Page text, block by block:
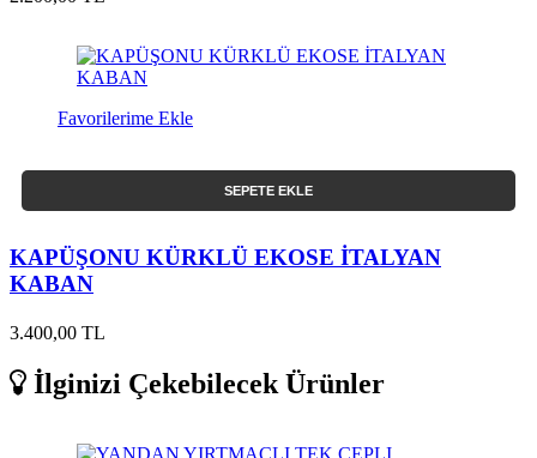
Favorilerime Ekle
SEPETE EKLE
KAPÜŞONU KÜRKLÜ EKOSE İTALYAN
KABAN
3.400,00 TL
İlginizi Çekebilecek Ürünler